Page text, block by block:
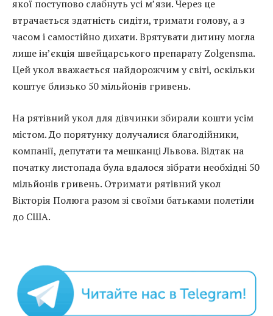
якої поступово слабнуть усі м’язи. Через це
втрачається здатність сидіти, тримати голову, а з
часом і самостійно дихати. Врятувати дитину могла
лише ін’єкція швейцарського препарату Zolgensma.
Цей укол вважається найдорожчим у світі, оскільки
коштує близько 50 мільйонів гривень.
На рятівний укол для дівчинки збирали кошти усім
містом. До порятунку долучалися благодійники,
компанії, депутати та мешканці Львова. Відтак на
початку листопада була вдалося зібрати необхідні 50
мільйонів гривень. Отримати рятівний укол
Вікторія Полюга разом зі своїми батьками полетіли
до США.